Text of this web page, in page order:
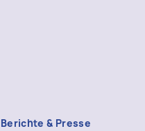
Berichte & Presse